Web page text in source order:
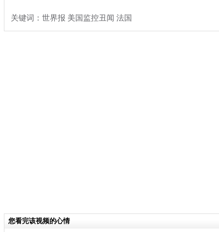
关键词：世界报 美国监控丑闻 法国
您看完该视频的心情